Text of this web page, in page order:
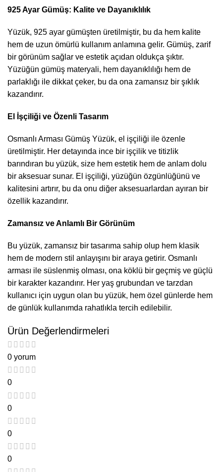
925 Ayar Gümüş: Kalite ve Dayanıklılık
Yüzük, 925 ayar gümüşten üretilmiştir, bu da hem kalite
hem de uzun ömürlü kullanım anlamına gelir. Gümüş, zarif
bir görünüm sağlar ve estetik açıdan oldukça şıktır.
Yüzüğün gümüş materyali, hem dayanıklılığı hem de
parlaklığı ile dikkat çeker, bu da ona zamansız bir şıklık
kazandırır.
El İşçiliği ve Özenli Tasarım
Osmanlı Arması Gümüş Yüzük, el işçiliği ile özenle
üretilmiştir. Her detayında ince bir işçilik ve titizlik
barındıran bu yüzük, size hem estetik hem de anlam dolu
bir aksesuar sunar. El işçiliği, yüzüğün özgünlüğünü ve
kalitesini artırır, bu da onu diğer aksesuarlardan ayıran bir
özellik kazandırır.
Zamansız ve Anlamlı Bir Görünüm
Bu yüzük, zamansız bir tasarıma sahip olup hem klasik
hem de modern stil anlayışını bir araya getirir. Osmanlı
arması ile süslenmiş olması, ona köklü bir geçmiş ve güçlü
bir karakter kazandırır. Her yaş grubundan ve tarzdan
kullanıcı için uygun olan bu yüzük, hem özel günlerde hem
de günlük kullanımda rahatlıkla tercih edilebilir.
Ürün Değerlendirmeleri
0 yorum
0
0
0
0